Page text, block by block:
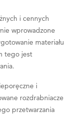
i cennych
wprowadzone
materiału
tego jest
i
rozdrabniacze
przetwarzania